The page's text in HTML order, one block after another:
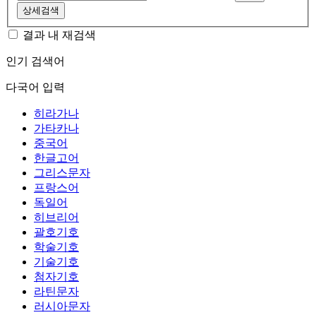
상세검색
결과 내 재검색
인기 검색어
다국어 입력
히라가나
가타카나
중국어
한글고어
그리스문자
프랑스어
독일어
히브리어
괄호기호
학술기호
기술기호
첨자기호
라틴문자
러시아문자